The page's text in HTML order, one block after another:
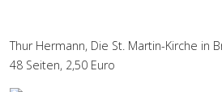
Thur Hermann, Die St. Martin-Kirche in
48 Seiten, 2,50 Euro